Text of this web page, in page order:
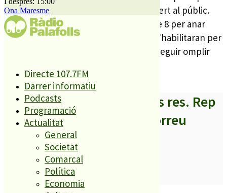
Ona Maresme
Directe 107.7FM
Darrer informatiu
Podcasts
Programació
Actualitat
General
Societat
Comarcal
Política
Economia
teatre, a partir de les 8 del vespre i obert al públic.
Les portes del teatre s’obriran a 2/4 de 8 per anar
ocupant les més de 200 localitat que s’habilitaran per
seguir el debat, que fa 4 anys va aconseguir omplir
A partir d’ara no et perdis res. Rep
els titulars al teu correu
SUBSCRIURE’M